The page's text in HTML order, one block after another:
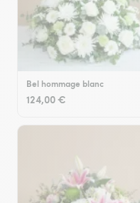
Bel hommage blanc
124,00 €